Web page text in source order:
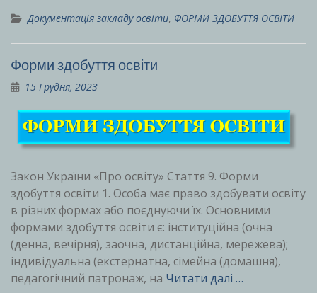
Документація закладу освіти, ФОРМИ ЗДОБУТТЯ ОСВІТИ
Форми здобуття освіти
15 Грудня, 2023
Закон України «Про освіту» Стаття 9. Форми
здобуття освіти 1. Особа має право здобувати освіту
в різних формах або поєднуючи їх. Основними
формами здобуття освіти є: інституційна (очна
(денна, вечірня), заочна, дистанційна, мережева);
індивідуальна (екстернатна, сімейна (домашня),
педагогічний патронаж, на Читати далі …